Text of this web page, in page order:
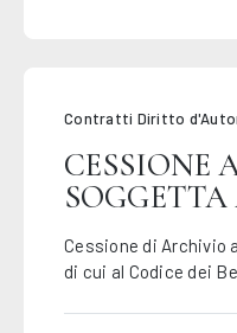
Contratti Diritto
CESSIONE
Cessione di Archivio
di cui al Codice dei